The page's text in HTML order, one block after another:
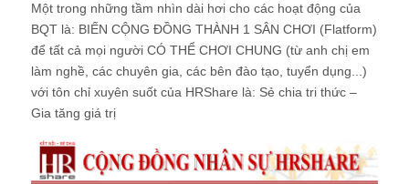
Một trong những tầm nhìn dài hơi cho các hoạt động của
BQT là: BIẾN CỘNG ĐỒNG THÀNH 1 SÂN CHƠI (Flatform)
để tất cả mọi người CÓ THỂ CHƠI CHUNG (từ anh chị em
làm nghề, các chuyên gia, các bên đào tạo, tuyển dụng...)
với tôn chỉ xuyên suốt của HRShare là: Sẻ chia tri thức –
Gia tăng giá trị